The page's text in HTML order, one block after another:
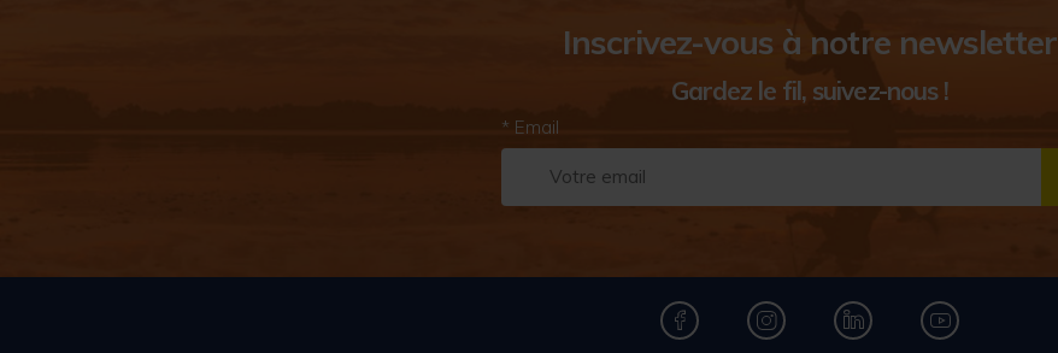
Inscrivez-vous à notre newsletter
Gardez le fil, suivez-nous !
* Email